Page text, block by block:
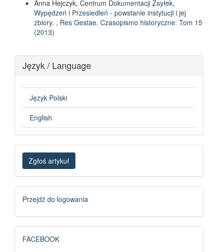
Anna Hejczyk, Centrum Dokumentacji Zsyłek,
Wypędzeń i Przesiedleń - powstanie instytucji i jej
zbiory. , Res Gestae. Czasopismo historyczne: Tom 15
(2013)
Język / Language
Język Polski
English
Zgłoś
artykuł
Zgłoś artykuł
Logowanie
Przejdź do logowania
FB
FACEBOOK